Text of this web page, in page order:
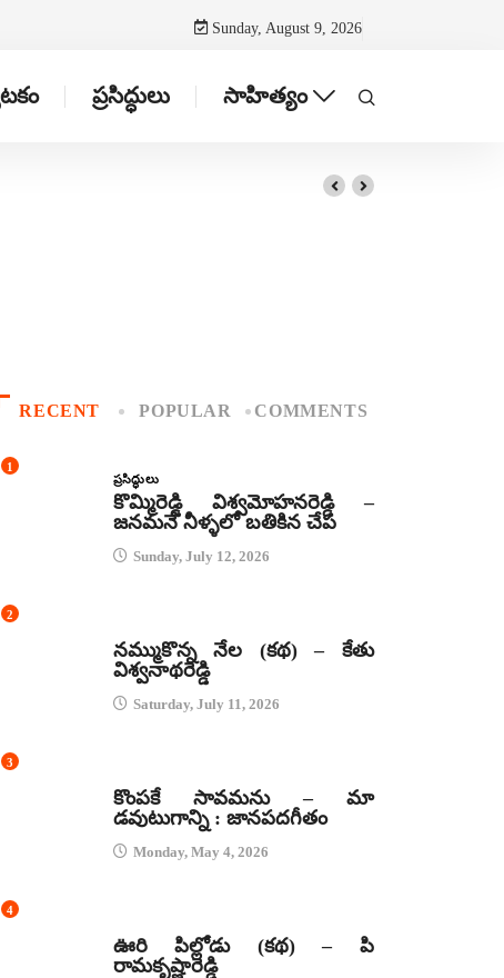
Sunday, August 9, 2026
ప్రసిద్ధులు సాహిత్యం
RECENT POPULAR COMMENTS
1
ప్రసిద్ధులు
కొమ్మిరెడ్డి విశ్వమోహనరెడ్డి –
జనమనే నీళ్ళలో బతికిన చేప
Sunday, July 12, 2026
2
నమ్ముకొన్న నేల (కథ) – కేతు
విశ్వనాథరెడ్డి
Saturday, July 11, 2026
3
కొంపకే సావమను – మా
డవుటుగాన్ని : జానపదగీతం
Monday, May 4, 2026
4
ఊరి పిల్లోడు (కథ) – పి
రామకృష్ణారెడ్డి